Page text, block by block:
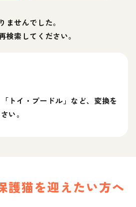
ませんでした。
検索してください。
「トイ・プードル」など、変換を
い。
護猫を迎えたい方へ